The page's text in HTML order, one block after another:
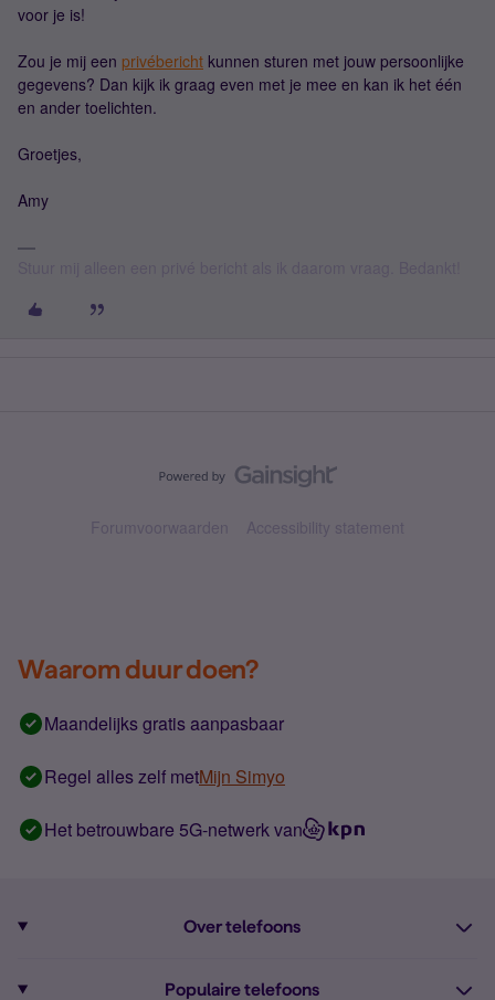
voor je is!
Zou je mij een privébericht kunnen sturen met jouw persoonlijke
gegevens? Dan kijk ik graag even met je mee en kan ik het één
en ander toelichten.
Groetjes,
Amy
Forumvoorwaarden Accessibility statement
Waarom duur doen?
Maandelijks gratis aanpasbaar
Regel alles zelf metMijn Simyo
Het betrouwbare 5G-netwerk van
Over telefoons
Populaire telefoons